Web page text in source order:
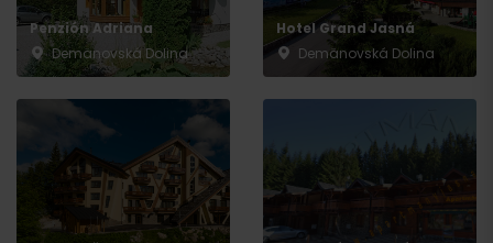
Penzión Adriana
Demänovská Dolina
Hotel Grand Jasná
Demänovská Dolina